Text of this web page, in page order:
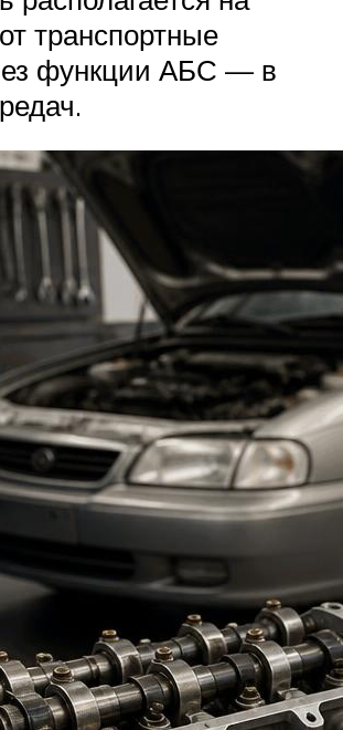
транспортные
функции АБС — в